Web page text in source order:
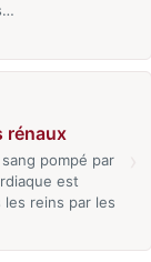
rénaux
pompé par
est
reins par les